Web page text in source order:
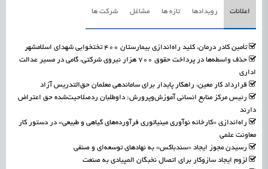
اعلانات رویدادها تازه ها مشاغل شرکت ها
تأمین کادر درمان، کلید راه‌اندازی بیمارستان ۴۰۰ تختخوابی شهدای اسلامشهر
حذف واسطه‌ها در پرداخت حقوق ۷۰۰ هزار نیروی شرکتی، گامی در مسیر عدالت
اداری
قرارداد کار معین، راهکار پایدار برای ساماندهی معلمان حق‌التدریس آزاد
رئیس مرکز منابع انسانی آموزش‌وپرورش: داوطلبان ردصلاحیت‌شده حق اعتراض
دارند
راه‌اندازی «کارخانه نوآوری مینیاتوری فرآورده‌های گیاهی و طبیعی» در دستور کار
معاونت علمی
رسیدن مجوز ایجاد «سندباکس» به نهادهای توسعه‌ای و صنفی
لزوم ایجاد سازوکار برای اتصال نخبگان المپیادی به صنعت